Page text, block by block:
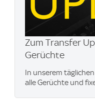
Zum Transfer
Gerüchte
In unserem
alle Gerüchte und